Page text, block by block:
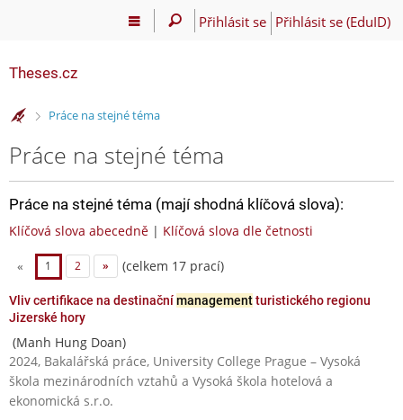
Přihlásit se Přihlásit se (EduID)
Theses.cz
>Práce na stejné téma
Práce na stejné téma
Práce na stejné téma (mají shodná klíčová slova):
Klíčová slova abecedně | Klíčová slova dle četnosti
« 1 2 » (celkem 17 prací)
Vliv certifikace na destinačnímanagementturistického regionu
Jizerské hory
(Manh Hung Doan)
2024, Bakalářská práce, University College Prague – Vysoká
škola mezinárodních vztahů a Vysoká škola hotelová a
ekonomická s.r.o.